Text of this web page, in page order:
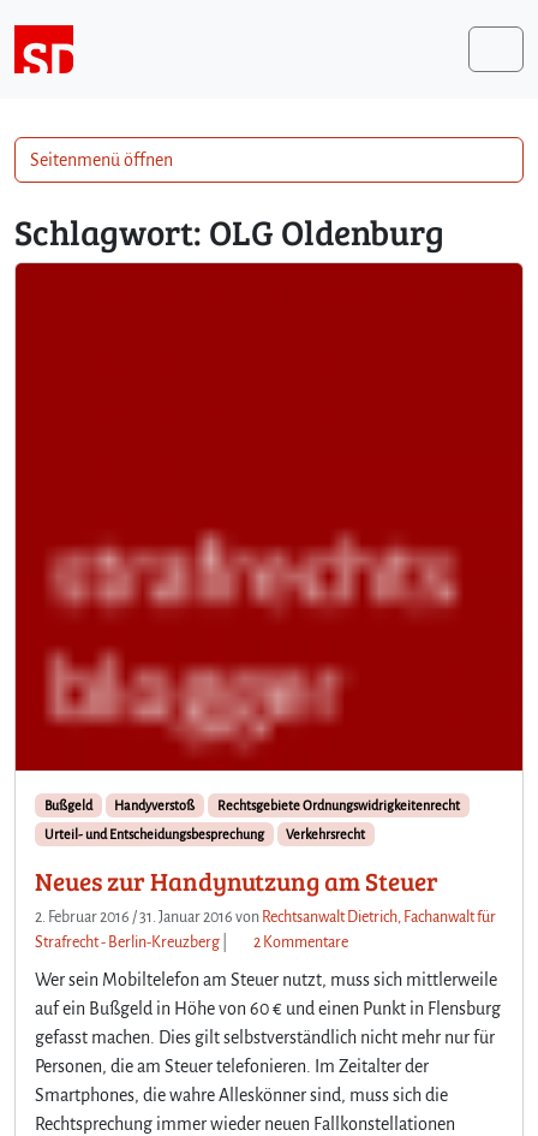
Schlagwort: OLG Oldenburg
Bußgeld Handyverstoß
Rechtsgebiete Ordnungswidrigkeitenrecht
Urteil- und Entscheidungsbesprechung
Verkehrsrecht
Neues zur Handynutzung am Steuer
2. Februar 2016 /31. Januar 2016 von Rechtsanwalt Dietrich, Fachanwalt für
Strafrecht - Berlin-Kreuzberg
2 Kommentarez
e
u
e
s
z
Wer sein Mobiltelefon am Steuer nutzt, muss sich mittlerweile
auf ein Bußgeld in Höhe von 60 € und einen Punkt in Flensburg
gefasst machen. Dies gilt selbstverständlich nicht mehr nur für
Personen, die am Steuer telefonieren. Im Zeitalter der
Smartphones, die wahre Alleskönner sind, muss sich die
Rechtsprechung immer wieder neuen Fallkonstellationen
Seitenmenü öffnen